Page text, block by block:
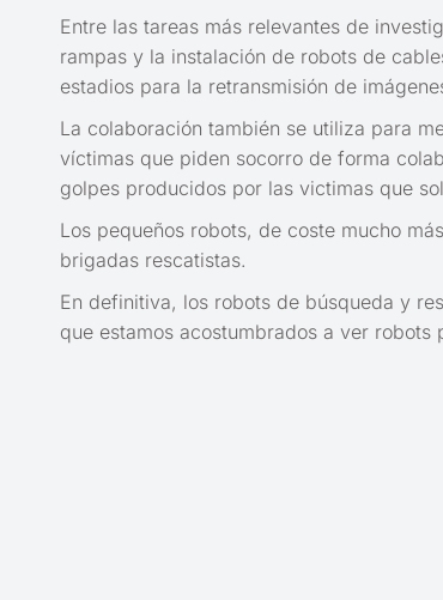
Entre las tareas más relevantes de
rampas y la instalación de robots de
estadios para la retransmisión de
La colaboración también se utiliza para
víctimas que piden socorro de forma
golpes producidos por las victimas que
Los pequeños robots, de coste mucho
brigadas rescatistas.
En definitiva, los robots de búsqueda y
que estamos acostumbrados a ver